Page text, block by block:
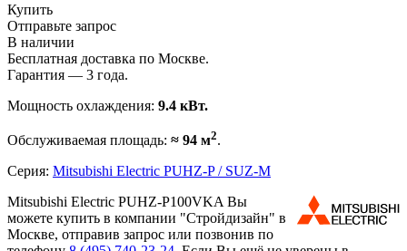
Купить
Отправьте запрос
В наличии
Бесплатная доставка по Москве.
Гарантия — 3 года.
Мощность охлаждения: 9.4 кВт.
Обслуживаемая площадь: ≈ 94 м2.
Серия: Mitsubishi Electric PUHZ-P / SUZ-M
Mitsubishi Electric PUHZ-P100VKA Вы
можете купить в компании "Стройдизайн" в
Москве, отправив запрос или позвонив по